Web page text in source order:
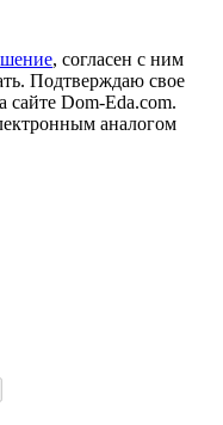
, согласен с ним
Подтверждаю свое
сайте Dom-Eda.com.
аналогом